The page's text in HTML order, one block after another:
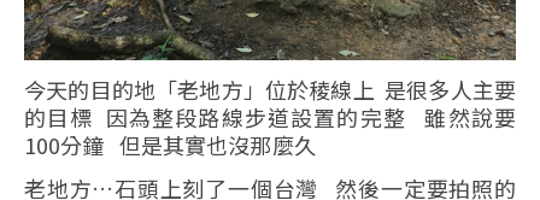
今天的目的地「老地方」位於稜線上 是很多人主要
的目標 因為整段路線步道設置的完整 雖然說要
100分鐘 但是其實也沒那麼久
老地方…石頭上刻了一個台灣 然後一定要拍照的